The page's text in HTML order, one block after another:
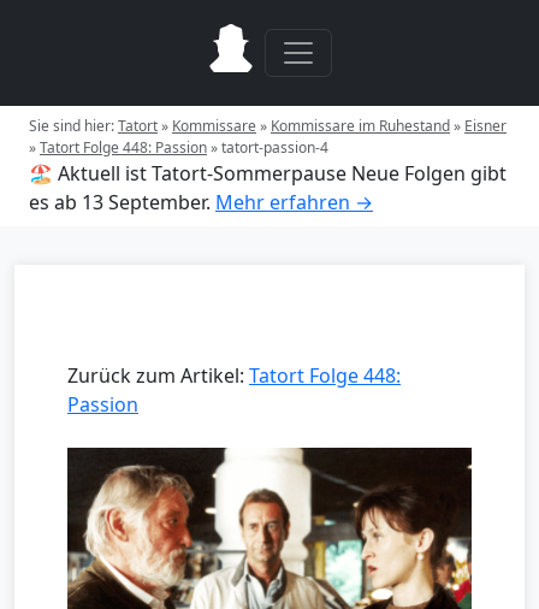
Sie sind hier:Tatort» Kommissare» Kommissare im Ruhestand» Eisner
»Tatort Folge 448: Passion»tatort-passion-4
🏖️ Aktuell ist Tatort-Sommerpause Neue Folgen gibt
es ab 13 September. Mehr erfahren →
Zurück zum Artikel: Tatort Folge 448:
Passion